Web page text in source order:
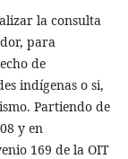
la consulta
para
de
indígenas o si,
Partiendo de
y en
169 de la OIT